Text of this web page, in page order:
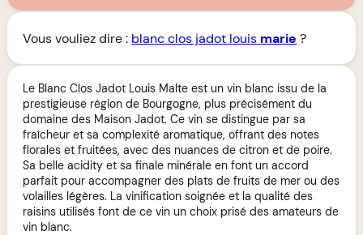
Vous vouliez dire : blanc clos jadot louis marie ?
Le Blanc Clos Jadot Louis Malte est un vin blanc issu de la
prestigieuse région de Bourgogne, plus précisément du
domaine des Maison Jadot. Ce vin se distingue par sa
fraîcheur et sa complexité aromatique, offrant des notes
florales et fruitées, avec des nuances de citron et de poire.
Sa belle acidity et sa finale minérale en font un accord
parfait pour accompagner des plats de fruits de mer ou des
volailles légères. La vinification soignée et la qualité des
raisins utilisés font de ce vin un choix prisé des amateurs de
vin blanc.